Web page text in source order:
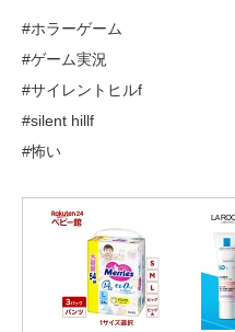
#ホラーゲーム
#ゲーム実況
#サイレントヒルf
#silent hillf
#怖い